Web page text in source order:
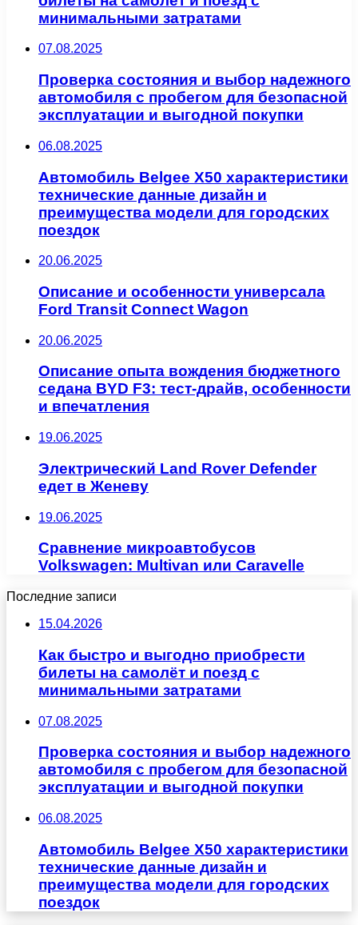
минимальными затратами
07.08.2025
Проверка состояния и выбор надежного
автомобиля с пробегом для безопасной
эксплуатации и выгодной покупки
06.08.2025
Автомобиль Belgee X50 характеристики
технические данные дизайн и
преимущества модели для городских
поездок
20.06.2025
Описание и особенности универсала
Ford Transit Connect Wagon
20.06.2025
Описание опыта вождения бюджетного
седана BYD F3: тест-драйв, особенности
и впечатления
19.06.2025
Электрический Land Rover Defender
едет в Женеву
19.06.2025
Сравнение микроавтобусов
Volkswagen: Multivan или Caravelle
Последние записи
15.04.2026
Как быстро и выгодно приобрести
билеты на самолёт и поезд с
минимальными затратами
07.08.2025
Проверка состояния и выбор надежного
автомобиля с пробегом для безопасной
эксплуатации и выгодной покупки
06.08.2025
Автомобиль Belgee X50 характеристики
технические данные дизайн и
преимущества модели для городских
поездок